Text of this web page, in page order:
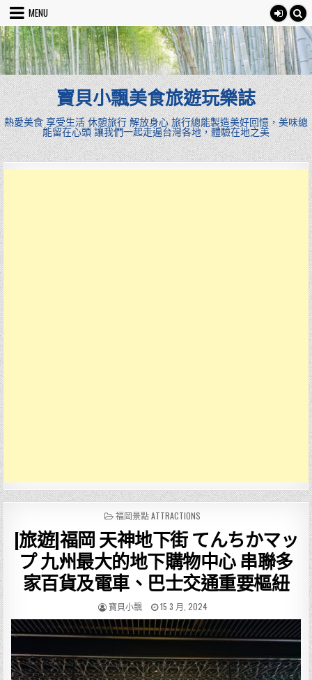
Skip
content
MENU
寶貝小飄美食旅遊玩樂誌
熱愛美食 享受生活 休憩旅行 解放身心 旅行總能製造美好回憶，美味總
能留在心頭 讓我們一起走遍台灣各地，體驗在地之美
POSTED
福岡景點 ATTRACTIONS
[旅遊]福岡 天神地下街 てんちかマッ
プ 九州最大的地下購物中心 串聯多
家百貨及電車、巴士交通重要樞紐
AUTHOR:
寶貝小飄
PUBLISHED
DATE:
15 3 月, 2024